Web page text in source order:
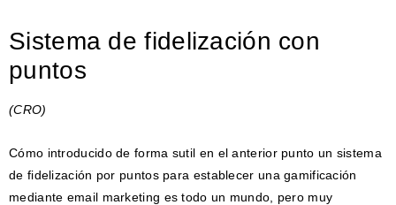
Sistema de fidelización con
puntos
(CRO)
Cómo introducido de forma sutil en el anterior punto un sistema
de fidelización por puntos para establecer una gamificación
mediante email marketing es todo un mundo, pero muy